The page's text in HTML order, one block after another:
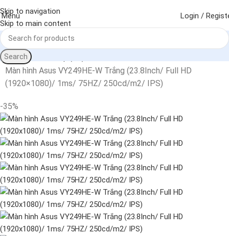
Skip to navigation
Skip to main content
Menu Login /
Search
Trang chủ
Màn hình Asus VY249HE-W Trắng (23.8Inch/ Full HD
(1920×1080)/ 1ms/ 75HZ/ 250cd/m2/ IPS)
-35%